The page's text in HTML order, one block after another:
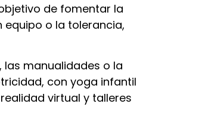
de fomentar la
o la tolerancia,
manualidades o la
con yoga infantil
virtual y talleres